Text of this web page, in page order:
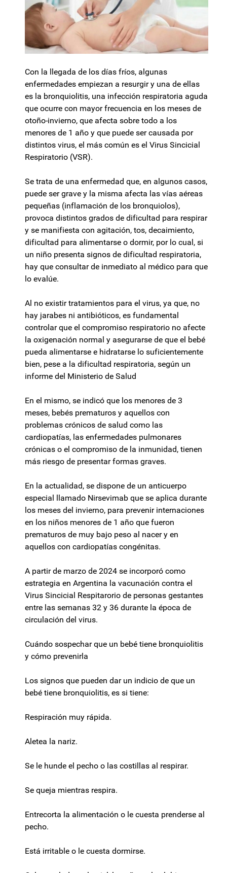
Con la llegada de los días fríos, algunas
enfermedades empiezan a resurgir y una de ellas
es la bronquiolitis, una infección respiratoria aguda
que ocurre con mayor frecuencia en los meses de
otoño-invierno, que afecta sobre todo a los
menores de 1 año y que puede ser causada por
distintos virus, el más común es el Virus Sincicial
Respiratorio (VSR).
Se trata de una enfermedad que, en algunos casos,
puede ser grave y la misma afecta las vías aéreas
pequeñas (inflamación de los bronquiolos),
provoca distintos grados de dificultad para respirar
y se manifiesta con agitación, tos, decaimiento,
dificultad para alimentarse o dormir, por lo cual, si
un niño presenta signos de dificultad respiratoria,
hay que consultar de inmediato al médico para que
lo evalúe.
Al no existir tratamientos para el virus, ya que, no
hay jarabes ni antibióticos, es fundamental
controlar que el compromiso respiratorio no afecte
la oxigenación normal y asegurarse de que el bebé
pueda alimentarse e hidratarse lo suficientemente
bien, pese a la dificultad respiratoria, según un
informe del Ministerio de Salud
En el mismo, se indicó que los menores de 3
meses, bebés prematuros y aquellos con
problemas crónicos de salud como las
cardiopatías, las enfermedades pulmonares
crónicas o el compromiso de la inmunidad, tienen
más riesgo de presentar formas graves.
En la actualidad, se dispone de un anticuerpo
especial llamado Nirsevimab que se aplica durante
los meses del invierno, para prevenir internaciones
en los niños menores de 1 año que fueron
prematuros de muy bajo peso al nacer y en
aquellos con cardiopatías congénitas.
A partir de marzo de 2024 se incorporó como
estrategia en Argentina la vacunación contra el
Virus Sincicial Respitarorio de personas gestantes
entre las semanas 32 y 36 durante la época de
circulación del virus.
Cuándo sospechar que un bebé tiene bronquiolitis
y cómo prevenirla
Los signos que pueden dar un indicio de que un
bebé tiene bronquiolitis, es si tiene:
Respiración muy rápida.
Aletea la nariz.
Se le hunde el pecho o las costillas al respirar.
Se queja mientras respira.
Entrecorta la alimentación o le cuesta prenderse al
pecho.
Está irritable o le cuesta dormirse.